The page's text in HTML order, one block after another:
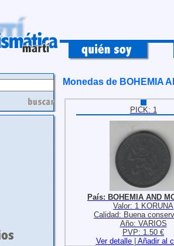
Monedas de BOHEMIA
PICK: 1
País: BOHEMIA AND
Valor: 1 KORUNA
Calidad: Buena
Año: VARIOS
PVP: 1.50 €
Ver detalle| Añadir al